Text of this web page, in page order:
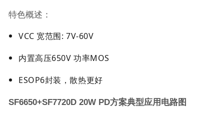
特色概述：
VCC 宽范围: 7V-60V
内置高压650V 功率MOS
ESOP6封装，散热更好
SF6650+SF7720D 20W PD方案典型应用电路图